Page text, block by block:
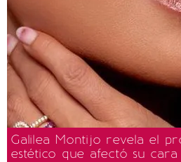
Galilea Montijo revela el
estético que afectó su cara